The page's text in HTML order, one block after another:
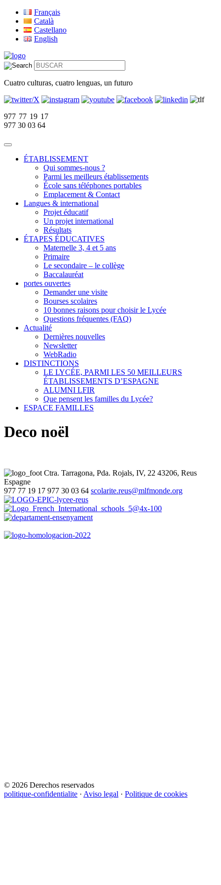
Français
Català
Castellano
English
Cuatro culturas, cuatro lenguas, un futuro
977 77 19 17
977 30 03 64
ÉTABLISSEMENT
Qui sommes-nous ?
Parmi les meilleurs établissements
École sans téléphones portables
Emplacement & Contact
Langues & international
Projet éducatif
Un projet international
Résultats
ÉTAPES ÉDUCATIVES
Maternelle 3, 4 et 5 ans
Primaire
Le secondaire – le collège
Baccalauréat
portes ouvertes
Demander une visite
Bourses scolaires
10 bonnes raisons pour choisir le Lycée
Questions fréquentes (FAQ)
Actualité
Dernières nouvelles
Newsletter
WebRadio
DISTINCTIONS
LE LYCÉE, PARMI LES 50 MEILLEURS
ÉTABLISSEMENTS D’ESPAGNE
ALUMNI LFIR
Que pensent les familles du Lycée?
ESPACE FAMILLES
Deco noël
Ctra. Tarragona, Pda. Rojals, IV, 22 43206, Reus
Espagne
977 77 19 17 977 30 03 64 scolarite.reus@mlfmonde.org
© 2026 Derechos reservados
politique-confidentialite · Aviso legal · Politique de cookies